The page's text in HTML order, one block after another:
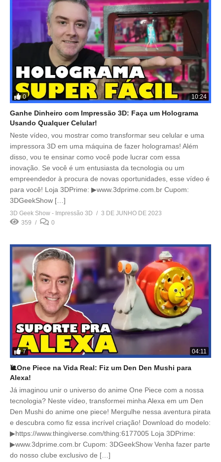
0 10:24
Ganhe Dinheiro com Impressão 3D: Faça um Holograma
Usando Qualquer Celular!
Neste vídeo, vou mostrar como transformar seu celular e uma
impressora 3D em uma máquina de fazer hologramas! Além
disso, vou te ensinar como você pode lucrar com essa
inovação. Se você é um entusiasta da tecnologia ou um
empreendedor à procura de novas oportunidades, esse vídeo é
para você! Loja 3DPrime: ▶www.3dprime.com.br Cupom:
3DGeekShow […]
3D Geek Show - Impressão 3D
3 DE JUNHO DE 2023
359
0
7 04:11
🐌One Piece na Vida Real: Fiz um Den Den Mushi para
Alexa!
Já imaginou unir o universo do anime One Piece com a nossa
tecnologia? Neste vídeo, transformei minha Alexa em um Den
Den Mushi do anime one piece! Mergulhe nessa aventura pirata
e descubra como fiz essa incrível criação! Download do modelo:
▶https://www.thingiverse.com/thing:6177005 Loja 3DPrime:
▶www.3dprime.com.br Cupom: 3DGeekShow Venha fazer parte
do nosso clube exclusivo de […]